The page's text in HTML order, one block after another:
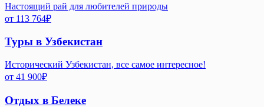
Настоящий рай для любителей природы
от 113 764₽
Туры в Узбекистан
Исторический Узбекистан, все самое интересное!
от 41 900₽
Отдых в Белеке